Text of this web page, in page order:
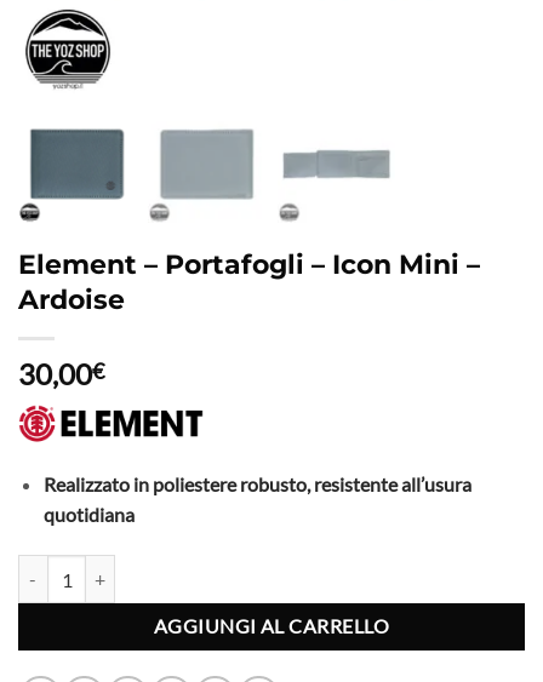
Element – Portafogli – Icon Mini –
Ardoise
30,00€
Realizzato in poliestere robusto, resistente all’usura
quotidiana
AGGIUNGI AL CARRELLO